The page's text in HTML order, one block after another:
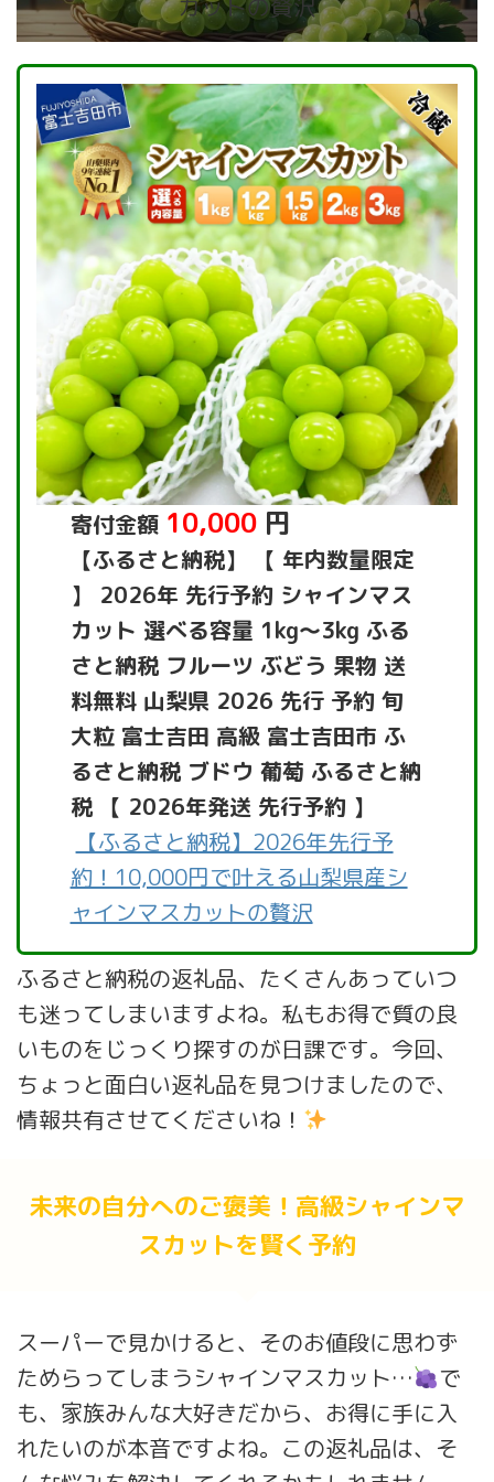
カットの贅沢
寄付金額 10,000円
【ふるさと納税】 【 年内数量限定
】 2026年 先行予約 シャインマス
カット 選べる容量 1kg～3kg ふる
さと納税 フルーツ ぶどう 果物 送
料無料 山梨県 2026 先行 予約 旬
大粒 富士吉田 高級 富士吉田市 ふ
るさと納税 ブドウ 葡萄 ふるさと納
税 【 2026年発送 先行予約 】
【ふるさと納税】2026年先行予
約！10,000円で叶える山梨県産シ
ャインマスカットの贅沢
ふるさと納税の返礼品、たくさんあっていつ
も迷ってしまいますよね。私もお得で質の良
いものをじっくり探すのが日課です。今回、
ちょっと面白い返礼品を見つけましたので、
情報共有させてくださいね！
未来の自分へのご褒美！高級シャインマ
スカットを賢く予約
スーパーで見かけると、そのお値段に思わず
ためらってしまうシャインマスカット…
で
も、家族みんな大好きだから、お得に手に入
れたいのが本音ですよね。この返礼品は、そ